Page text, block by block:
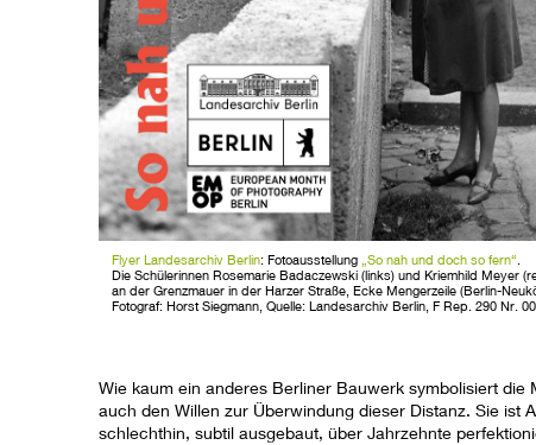
Flyer Landesarchiv Berlin: Fotoausstellung „So nah und doch so fern“
Die Schülerinnen Rosemarie Badaczewski (links) und Kriemhild Meyer
an der Grenzmauer in der Harzer Straße, Ecke Mengerzeile (Berlin-
Fotograf: Horst Siegmann, Quelle: Landesarchiv Berlin, F Rep. 290 Nr.
Wie kaum ein anderes Berliner Bauwerk symbolisiert
auch den Willen zur Überwindung dieser Distanz. Sie ist
schlechthin, subtil ausgebaut, über Jahrzehnte